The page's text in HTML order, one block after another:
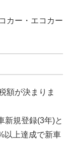
カー・エコカー
額が決まりま
新規登録(3年)と
以上達成で新車